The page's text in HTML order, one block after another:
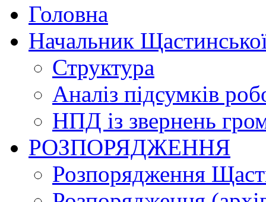
Головна
Начальник
Структура
Аналіз підсумків
НПД із звернень
РОЗПОРЯДЖЕННЯ
Розпорядження